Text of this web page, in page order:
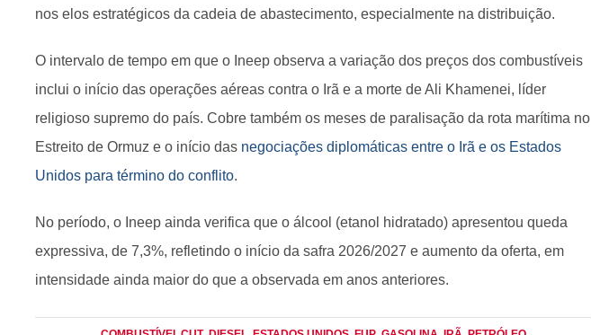
nos elos estratégicos da cadeia de abastecimento, especialmente na distribuição.
O intervalo de tempo em que o Ineep observa a variação dos preços dos combustíveis
inclui o início das operações aéreas contra o Irã e a morte de Ali Khamenei, líder
religioso supremo do país. Cobre também os meses de paralisação da rota marítima no
Estreito de Ormuz e o início das negociações diplomáticas entre o Irã e os Estados
Unidos para término do conflito.
No período, o Ineep ainda verifica que o álcool (etanol hidratado) apresentou queda
expressiva, de 7,3%, refletindo o início da safra 2026/2027 e aumento da oferta, em
intensidade ainda maior do que a observada em anos anteriores.